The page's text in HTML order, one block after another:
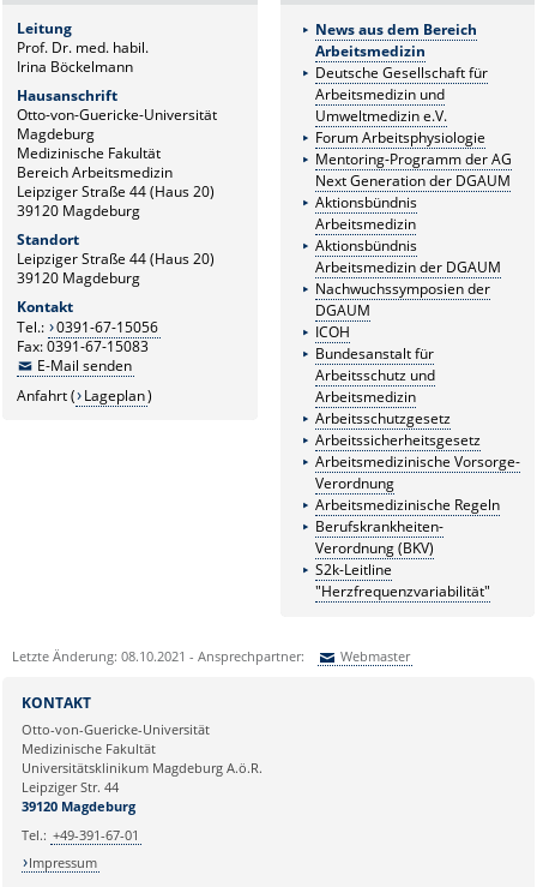
Leitung
Prof. Dr. med. habil.
Irina Böckelmann
Hausanschrift
Otto-von-Guericke-Universität
Magdeburg
Medizinische Fakultät
Bereich Arbeitsmedizin
Leipziger Straße 44 (Haus 20)
39120 Magdeburg
Standort
Leipziger Straße 44 (Haus 20)
39120 Magdeburg
Kontakt
Tel.: 0391-67-15056
Fax: 0391-67-15083
E-Mail senden
Anfahrt ( Lageplan)
News aus dem Bereich
Arbeitsmedizin
Deutsche Gesellschaft für
Arbeitsmedizin und
Umweltmedizin e.V.
Forum Arbeitsphysiologie
Mentoring-Programm der AG
Next Generation der DGAUM
Aktionsbündnis
Arbeitsmedizin
Aktionsbündnis
Arbeitsmedizin der DGAUM
Nachwuchssymposien der
DGAUM
ICOH
Bundesanstalt für
Arbeitsschutz und
Arbeitsmedizin
Arbeitsschutzgesetz
Arbeitssicherheitsgesetz
Arbeitsmedizinische Vorsorge-
Verordnung
Arbeitsmedizinische Regeln
Berufskrankheiten-
Verordnung (BKV)
S2k-Leitline
"Herzfrequenzvariabilität"
Letzte Änderung: 08.10.2021 - Ansprechpartner: Webmaster
Ihre E-Mailadresse:
Ihr Anliegen:
KONTAKT
Otto-von-Guericke-Universität
Medizinische Fakultät
Universitätsklinikum Magdeburg A.ö.R.
Leipziger Str. 44
39120 Magdeburg
Tel.: +49-391-67-01
Impressum